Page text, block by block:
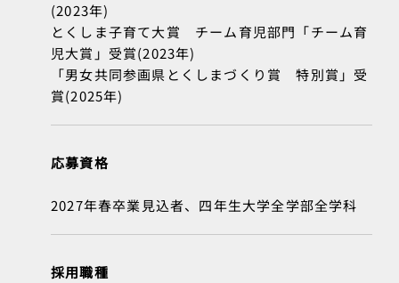
(2023年)
とくしま子育て大賞 チーム育児部門「チーム育
児大賞」受賞(2023年)
「男女共同参画県とくしまづくり賞 特別賞」受
賞(2025年)
応募資格
2027年春卒業見込者、四年生大学全学部全学科
採用職種